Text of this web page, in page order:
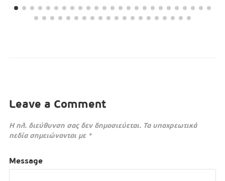
Leave a Comment
Η ηλ. διεύθυνση σας δεν δημοσιεύεται. Τα υποχρεωτικά
πεδία σημειώνονται με *
Message